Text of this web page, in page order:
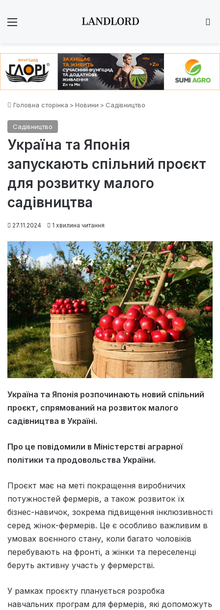
Головна сторінка > Новини > Садівництво
Садівництво
Україна та Японія
запускають спільний проєкт
для розвитку малого
садівництва
27.11.2024 1 хвилина читання
Україна та Японія розпочинають новий спільний
проєкт, спрямований на розвиток малого
садівництва в Україні.
Про це повідомили в Міністерстві аграрної
політики та продовольства України.
Проєкт має на меті покращення виробничих
потужностей фермерів, а також розвиток їх
бізнес-навичок, зокрема підвищення інклюзивності
серед жінок-фермерів. Це є особливо важливим в
умовах воєнного стану, коли багато чоловіків
перебувають на фронті, а жінки та переселенці
беруть активну участь у фермерстві.
У рамках проєкту планується розробка
навчальних програм для фермерів, які допоможуть